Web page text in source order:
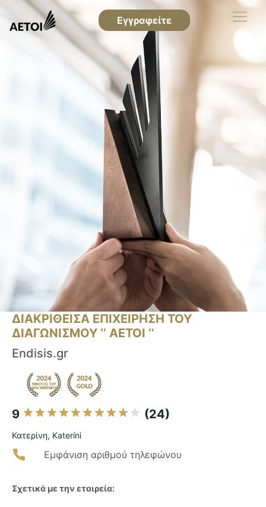
Εγγραφείτε
ΔΙΑΚΡΙΘΕΙΣΑ ΕΠΙΧΕΙΡΗΣΗ ΤΟΥ
ΔΙΑΓΩΝΙΣΜΟΥ ‘’ ΑΕΤΟΙ ‘’
Endisis.gr
9 (24)
Κατερίνη, Kateríni
Εμφάνιση αριθμού τηλεφώνου
Σχετικά με την εταιρεία: